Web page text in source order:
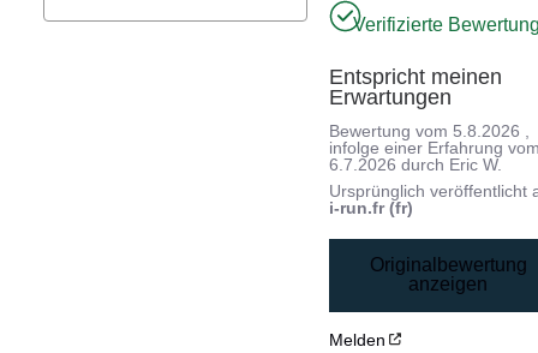
Verifizierte
Entspricht meinen
Erwartungen
Bewertung vom 5.8.2026
infolge einer Erfahrung
6.7.2026 durch Eric W.
Ursprünglich veröffentlicht
i-run.fr (fr)
Originalbewertung
anzeigen
Melden